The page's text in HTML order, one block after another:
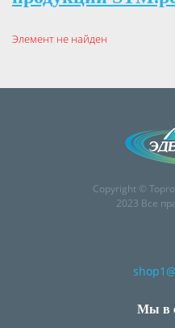
Элемент не найден
Copyright ©
2023 Все
Мы в